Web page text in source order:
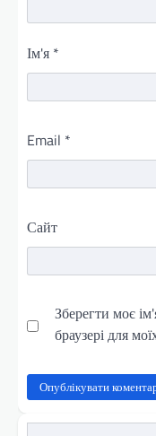
Ім'я *
Email *
Сайт
Зберегти моє
браузері для